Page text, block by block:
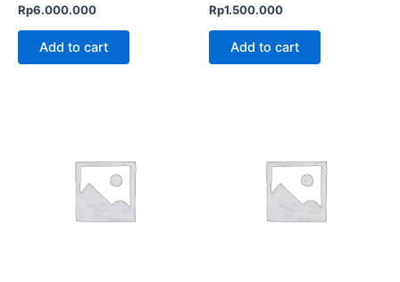
Rated
0
out
Rp6.000.000
Add to cart
Rated
0
out
Rp1.500.000
Add to cart